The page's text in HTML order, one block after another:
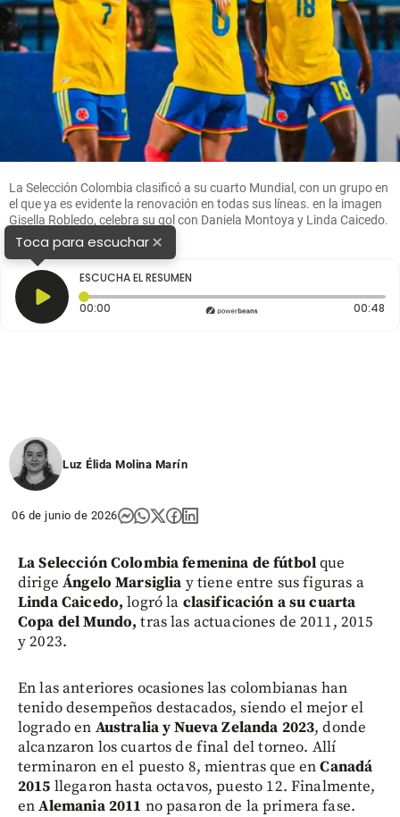
La Selección Colombia clasificó a su cuarto Mundial, con un grupo en
el que ya es evidente la renovación en todas sus líneas. en la imagen
Gisella Robledo, celebra su gol con Daniela Montoya y Linda Caicedo.
FOTO CORTESÍA FCF
Toca para escuchar×
ESCUCHA EL RESUMEN
00:00 Tiempo transcurrido: 0 segundos 00:48
Luz Élida Molina Marín
06 de junio de 2026
La Selección Colombia femenina de fútbolque
dirigeÁngelo Marsiglia y tiene entre sus figuras a
Linda Caicedo, logró la clasificación a su cuarta
Copa del Mundo, tras las actuaciones de 2011, 2015
y 2023.
En las anteriores ocasiones las colombianas han
tenido desempeños destacados, siendo el mejor el
logrado en Australia y Nueva Zelanda 2023, donde
alcanzaron los cuartos de final del torneo. Allí
terminaron en el puesto 8, mientras que enCanadá
2015 llegaron hasta octavos, puesto 12. Finalmente,
enAlemania 2011 no pasaron de la primera fase.